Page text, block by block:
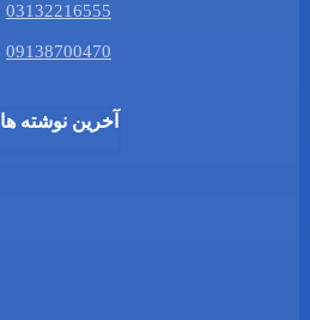
03132216555
09138700470
آخرین نوشته ها